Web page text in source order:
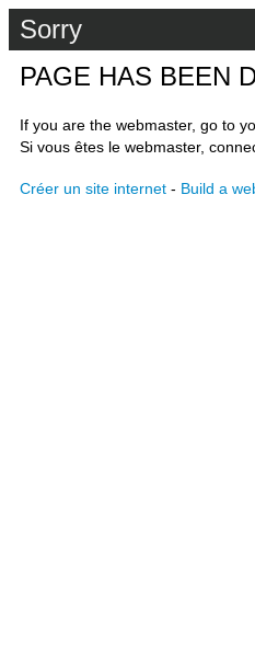
Sorry
PAGE HAS BEEN
If you are the webmaster, go to
Si vous êtes le webmaster,
Créer un site internet - Build a